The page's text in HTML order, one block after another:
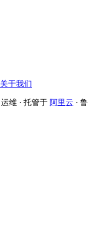
关于我们
运维 · 托管于 阿里云 · 鲁